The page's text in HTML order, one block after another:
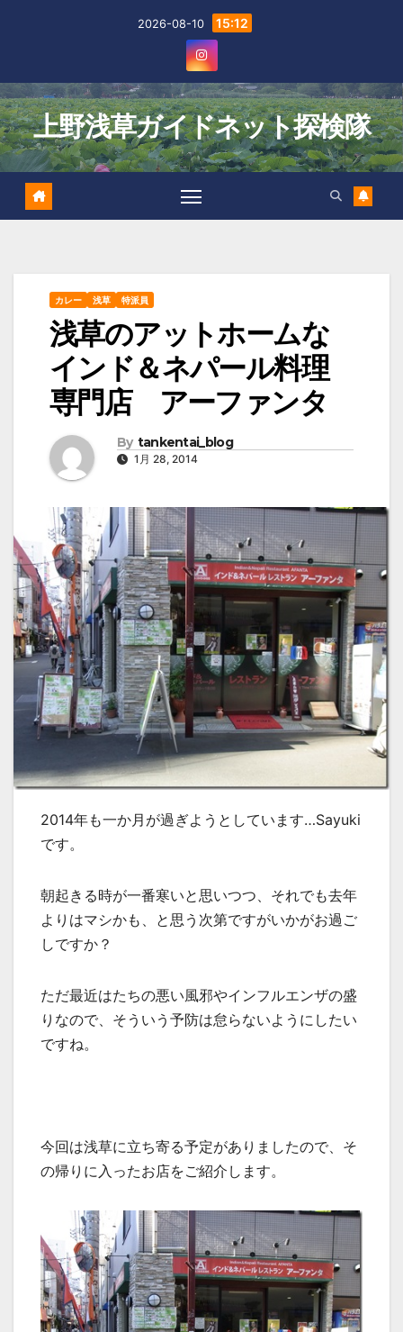
2026-08-10 15:12
上野浅草ガイドネット探検隊
カレー 浅草 特派員
浅草のアットホームな
インド＆ネパール料理
専門店 アーファンタ
By tankentai_blog
1月 28, 2014
2014年も一か月が過ぎようとしています…Sayuki
です。
朝起きる時が一番寒いと思いつつ、それでも去年
よりはマシかも、と思う次第ですがいかがお過ご
しですか？
ただ最近はたちの悪い風邪やインフルエンザの盛
りなので、そういう予防は怠らないようにしたい
ですね。
今回は浅草に立ち寄る予定がありましたので、そ
の帰りに入ったお店をご紹介します。